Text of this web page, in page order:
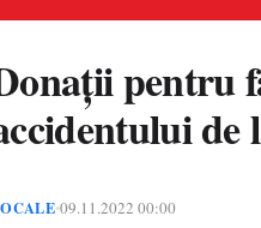
pentru
de
•09.11.2022 00:00